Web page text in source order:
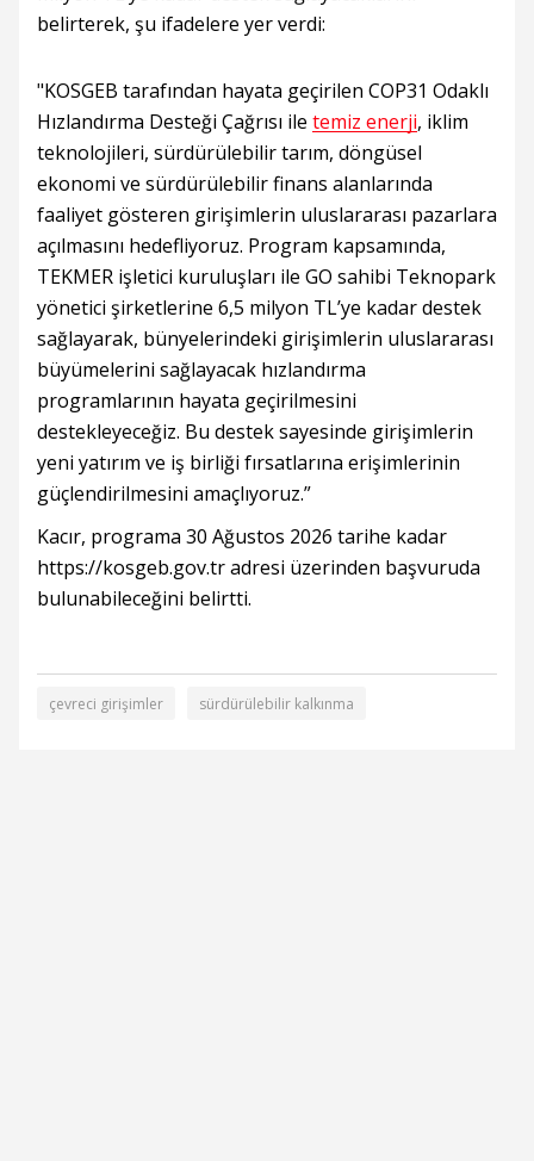
belirterek, şu ifadelere yer verdi:
"KOSGEB tarafından hayata geçirilen COP31 Odaklı
Hızlandırma Desteği Çağrısı ile temiz enerji, iklim
teknolojileri, sürdürülebilir tarım, döngüsel
ekonomi ve sürdürülebilir finans alanlarında
faaliyet gösteren girişimlerin uluslararası pazarlara
açılmasını hedefliyoruz. Program kapsamında,
TEKMER işletici kuruluşları ile GO sahibi Teknopark
yönetici şirketlerine 6,5 milyon TL’ye kadar destek
sağlayarak, bünyelerindeki girişimlerin uluslararası
büyümelerini sağlayacak hızlandırma
programlarının hayata geçirilmesini
destekleyeceğiz. Bu destek sayesinde girişimlerin
yeni yatırım ve iş birliği fırsatlarına erişimlerinin
güçlendirilmesini amaçlıyoruz.”
Kacır, programa 30 Ağustos 2026 tarihe kadar
https://kosgeb.gov.tr adresi üzerinden başvuruda
bulunabileceğini belirtti.
çevreci girişimler sürdürülebilir kalkınma